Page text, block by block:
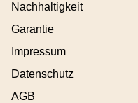
Nachhaltigkeit
Garantie
Impressum
Datenschutz
AGB